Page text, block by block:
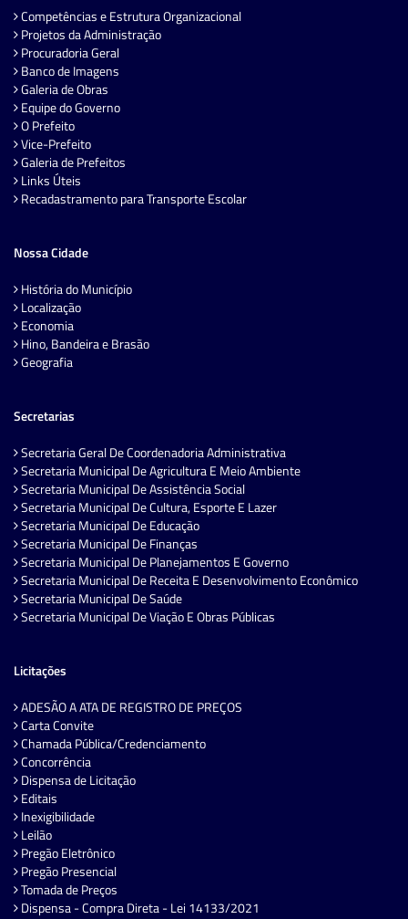
Competências e Estrutura Organizacional
Projetos da Administração
Procuradoria Geral
Banco de Imagens
Galeria de Obras
Equipe do Governo
O Prefeito
Vice-Prefeito
Galeria de Prefeitos
Links Úteis
Recadastramento para Transporte Escolar
Nossa Cidade
História do Município
Localização
Economia
Hino, Bandeira e Brasão
Geografia
Secretarias
Secretaria Geral De Coordenadoria Administrativa
Secretaria Municipal De Agricultura E Meio Ambiente
Secretaria Municipal De Assistência Social
Secretaria Municipal De Cultura, Esporte E Lazer
Secretaria Municipal De Educação
Secretaria Municipal De Finanças
Secretaria Municipal De Planejamentos E Governo
Secretaria Municipal De Receita E Desenvolvimento Econômico
Secretaria Municipal De Saúde
Secretaria Municipal De Viação E Obras Públicas
Licitações
ADESÃO A ATA DE REGISTRO DE PREÇOS
Carta Convite
Chamada Pública/Credenciamento
Concorrência
Dispensa de Licitação
Editais
Inexigibilidade
Leilão
Pregão Eletrônico
Pregão Presencial
Tomada de Preços
Dispensa - Compra Direta - Lei 14133/2021